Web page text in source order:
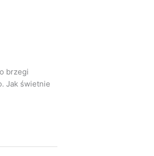
brzegi
Jak świetnie